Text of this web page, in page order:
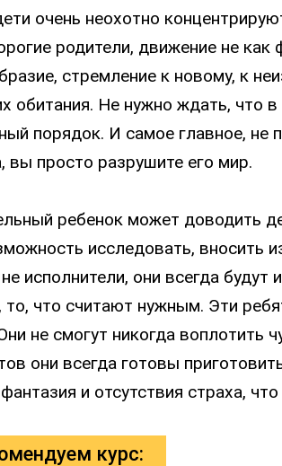
очень неохотно
родители, движение не как
стремление к новому, к
обитания. Не нужно ждать, что
порядок. И самое главное, не
вы просто разрушите его мир.
ребенок может доводить
исследовать, вносить
исполнители, они всегда будут
то, что считают нужным. Эти
не смогут никогда воплотить
они всегда готовы
и отсутствия страха,
курс: